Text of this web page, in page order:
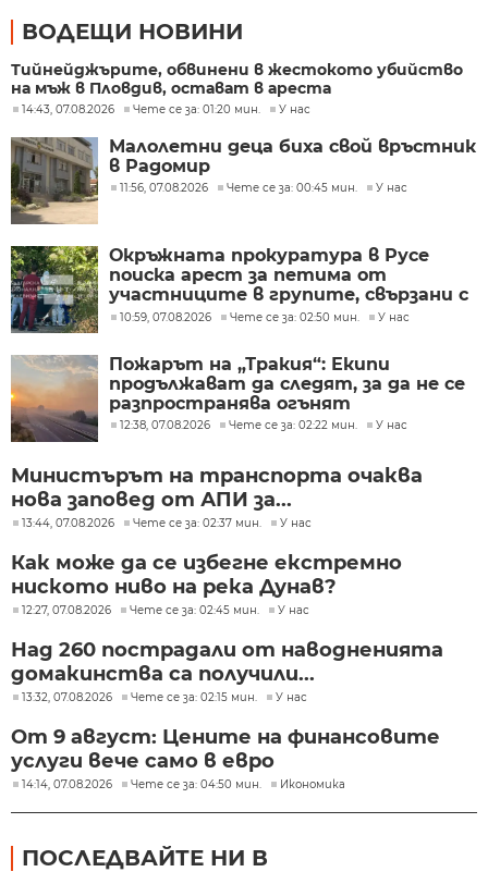
ВОДЕЩИ НОВИНИ
Тийнейджърите, обвинени в жестокото убийство
на мъж в Пловдив, остават в ареста
14:43, 07.08.2026 Чете се за: 01:20 мин. У нас
Малолетни деца биха свой връстник
в Радомир
11:56, 07.08.2026 Чете се за: 00:45 мин. У нас
Окръжната прокуратура в Русе
поиска арест за петима от
участниците в групите, свързани с
разбитата лаборатория за
10:59, 07.08.2026 Чете се за: 02:50 мин. У нас
Пожарът на „Тракия“: Екипи
продължават да следят, за да не се
разпространява огънят
12:38, 07.08.2026 Чете се за: 02:22 мин. У нас
Министърът на транспорта очаква
нова заповед от АПИ за...
13:44, 07.08.2026 Чете се за: 02:37 мин. У нас
Как може да се избегне екстремно
ниското ниво на река Дунав?
12:27, 07.08.2026 Чете се за: 02:45 мин. У нас
Над 260 пострадали от наводненията
домакинства са получили...
13:32, 07.08.2026 Чете се за: 02:15 мин. У нас
От 9 август: Цените на финансовите
услуги вече само в евро
14:14, 07.08.2026 Чете се за: 04:50 мин. Икономика
ПОСЛЕДВАЙТЕ НИ В